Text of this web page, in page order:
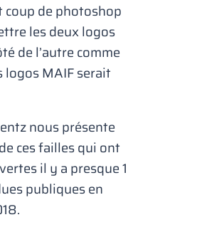
coup de photoshop
les deux logos
de l’autre comme
logos MAIF serait
nous présente
ces failles qui ont
il y a presque 1
publiques en